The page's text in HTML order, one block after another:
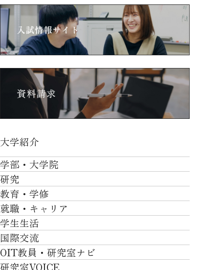
大学紹介
大学紹介TOP
OVER THE LIMIT
大学について
施設一覧
社会・地域・高大連携
川上村での取り組み
アクセス
学部・大学院
学部・大学院TOP
工学部
ロボティクス＆デザイン工学部
情報科学部
知的財産学部
工学研究科
研究
研究TOP
研究について
産官学連携
教育・学修
教育・学修TOP
卒業時質保証を担う独自の教育システム
自律学修
学習支援
就職・キャリア
就職・キャリアTOP
就職サポート
キャリア形成
学生生活
学生生活TOP
キャンパスライフ
国際交流
国際交流TOP
OIT教員・研究室ナビ
研究室VOICE